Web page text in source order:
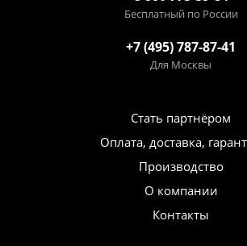
Бесплатный по России
+7 (495) 787-87-41
Для Москвы
Стать партнёром
Оплата, доставка,
Производство
О компании
Контакты